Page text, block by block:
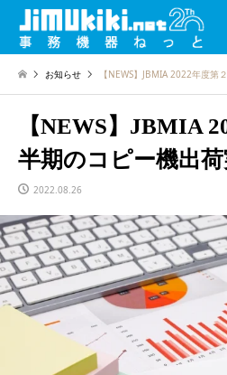
お知らせ 【NEWS】JBMIA 2022年度
【NEWS】JBMIA
半期のコピー機出
2022.08.26